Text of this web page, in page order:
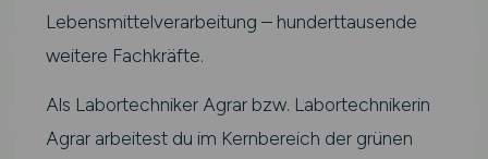
Lebensmittelverarbeitung – hunderttausende
weitere Fachkräfte.
Als Labortechniker Agrar bzw. Labortechnikerin
Agrar arbeitest du im Kernbereich der grünen